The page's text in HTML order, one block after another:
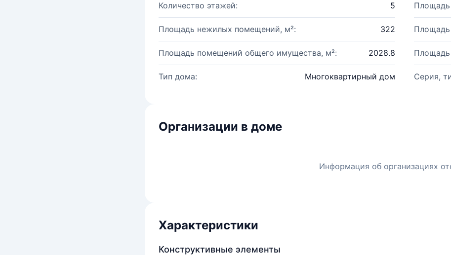
Количество этажей: 5
Площадь нежилых помещений, м²: 322 Площадь
Площадь помещений общего имущества, м²: 2028.8 Площадь
Тип дома: Многоквартирный дом Серия,
Организации в доме
Информация об организациях
Характеристики
Конструктивные элементы